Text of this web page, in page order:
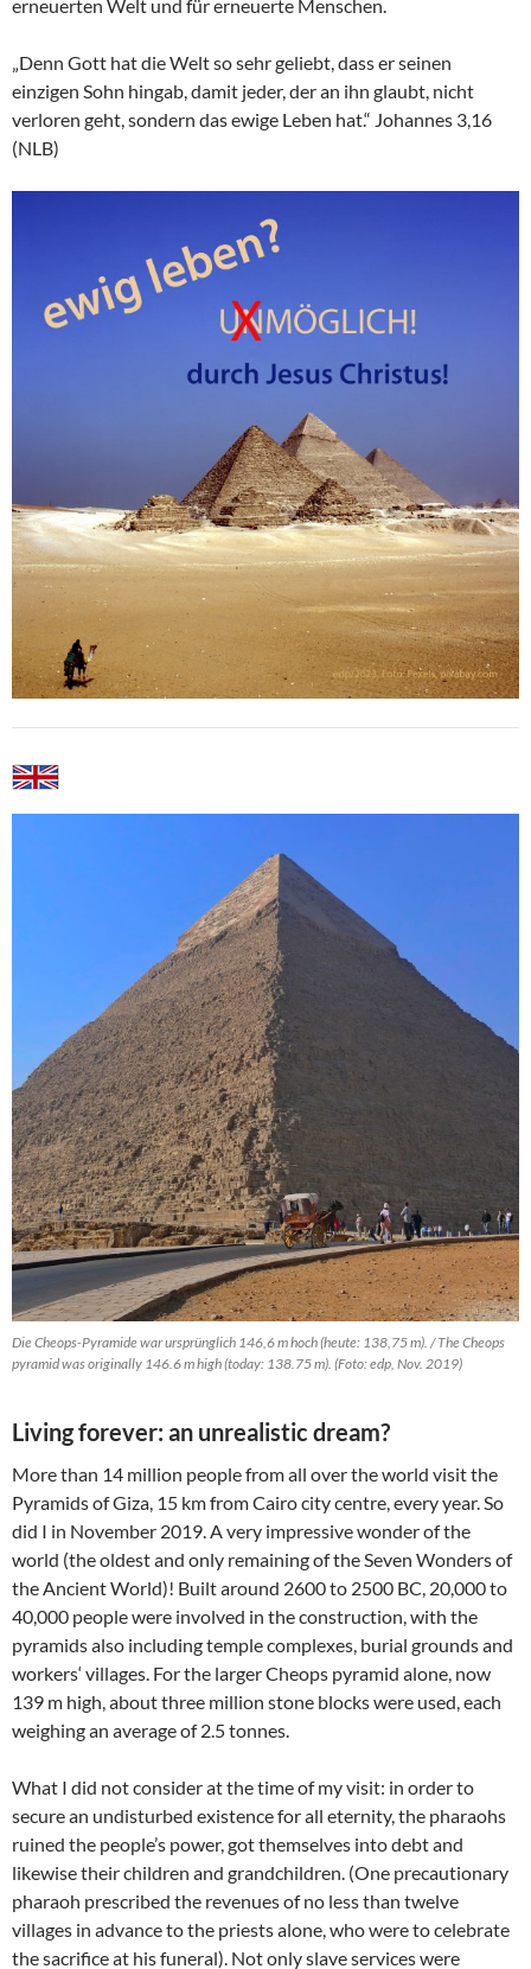
erneuerten Welt und für erneuerte Menschen.
„Denn Gott hat die Welt so sehr geliebt, dass er seinen
einzigen Sohn hingab, damit jeder, der an ihn glaubt, nicht
verloren geht, sondern das ewige Leben hat.“ Johannes 3,16
(NLB)
Die Cheops-Pyramide war ursprünglich 146,6 m hoch (heute: 138,75 m). / The Cheops
pyramid was originally 146.6 m high (today: 138.75 m). (Foto: edp, Nov. 2019)
Living forever: an unrealistic dream?
More than 14 million people from all over the world visit the
Pyramids of Giza, 15 km from Cairo city centre, every year. So
did I in November 2019. A very impressive wonder of the
world (the oldest and only remaining of the Seven Wonders of
the Ancient World)! Built around 2600 to 2500 BC, 20,000 to
40,000 people were involved in the construction, with the
pyramids also including temple complexes, burial grounds and
workers‘ villages. For the larger Cheops pyramid alone, now
139 m high, about three million stone blocks were used, each
weighing an average of 2.5 tonnes.
What I did not consider at the time of my visit: in order to
secure an undisturbed existence for all eternity, the pharaohs
ruined the people’s power, got themselves into debt and
likewise their children and grandchildren. (One precautionary
pharaoh prescribed the revenues of no less than twelve
villages in advance to the priests alone, who were to celebrate
the sacrifice at his funeral). Not only slave services were